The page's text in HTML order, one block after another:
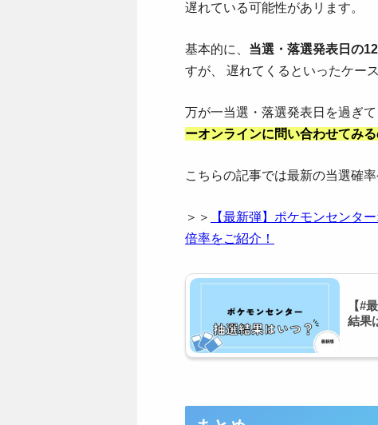
遅れている可能性があリます。
基本的に、 当選・落選発表日の
すが、 遅れてくるといったケー
万が一当選・落選発表日を過ぎ
ーオンラインに問い合わせてみ
こちらの記事では最新の当選確
＞＞
【最新弾】ポケモンセンタ
倍率をご紹介！
【#
結果